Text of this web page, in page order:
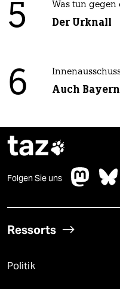
5 Was tun gegen
Der Urknall
6 Auch
taz
Folgen Sie uns
Ressorts
Politik